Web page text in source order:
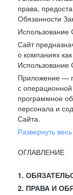
права,
Обязанности
Использование
Сайт
о компаниях
Использование
Приложение —
с
программное
персонала и
Сайта.
Развернуть
ОГЛАВЛЕНИЕ
1.
2. ПРАВА И